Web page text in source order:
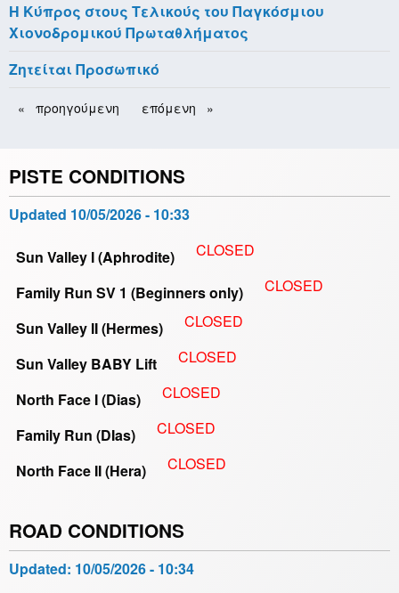
H Κύπρος στους Τελικούς του Παγκόσμιου
Χιονοδρομικού Πρωταθλήματος
Ζητείται Προσωπικό
Pagination
Previous
προηγούμενη
Next
επόμενη
PISTE CONDITIONS
Updated 10/05/2026 - 10:33
Sun Valley I (Aphrodite) CLOSED
Family Run SV 1 (Beginners only) CLOSED
Sun Valley II (Hermes) CLOSED
Sun Valley BABY Lift CLOSED
North Face I (Dias) CLOSED
Family Run (DIas) CLOSED
North Face II (Hera) CLOSED
ROAD CONDITIONS
Updated: 10/05/2026 - 10:34